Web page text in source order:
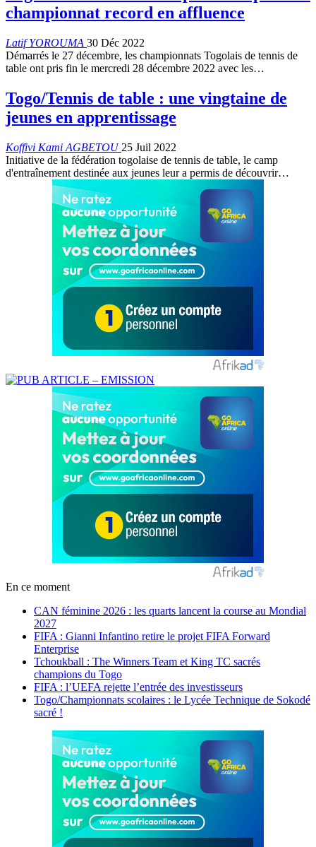
championnat record en affluence
Latif YOROUMA 30 Déc 2022
Démarrés le 27 décembre, les championnats Togolais de tennis de
table ont pris fin le mercredi 28 décembre 2022 avec les…
Togo/Tennis de table : une vingtaine de
jeunes en apprentissage
Koffivi Kami AGBETOU 25 Juil 2022
Initiative de la fédération togolaise de tennis de table, le camp
d'entraînement destinée aux jeunes leur a permis de découvrir…
En ce moment
CAN féminine 2026 : les quarts lancent la course au Mondial
2027
FIFA : Gianni Infantino retire le projet FIFA Forward
Enterprise
Tchoukball : The Winners Team et King TC sacrés
champions du Togo
FIFA : l’UEFA rejette l’entrée des investisseurs
Togo/Championnats scolaires : le Lycée Technique de Sokodé
sacré !